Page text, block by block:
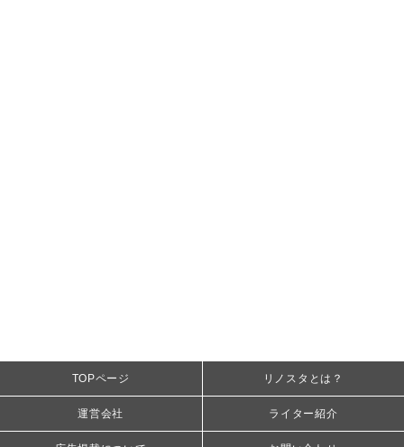
TOPページ リノスタとは？
運営会社 ライター紹介